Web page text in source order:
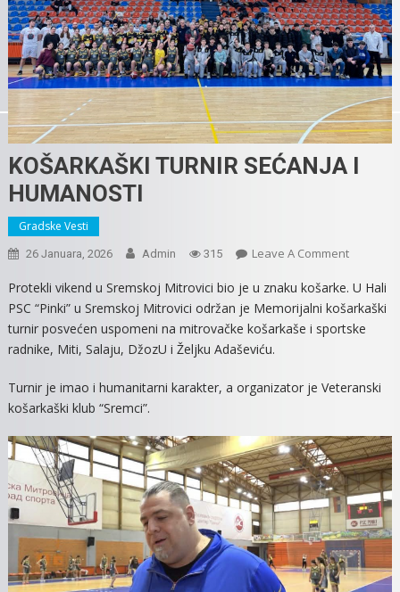
KOŠARKAŠKI TURNIR SEĆANJA I
HUMANOSTI
Gradske Vesti
26 Januara, 2026 Admin 315 Leave A CommentOn
TURNIR
SEĆANJA
I
Protekli vikend u Sremskoj Mitrovici bio je u znaku košarke. U Hali
PSC “Pinki” u Sremskoj Mitrovici održan je Memorijalni košarkaški
turnir posvećen uspomeni na mitrovačke košarkaše i sportske
radnike, Miti, Salaju, DžozU i Željku Adaševiću.
Turnir je imao i humanitarni karakter, a organizator je Veteranski
košarkaški klub “Sremci”.